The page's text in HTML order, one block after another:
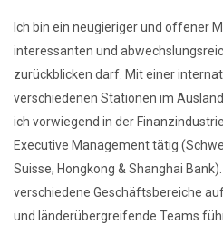
Ich bin ein neugieriger und offener
interessanten und
zurückblicken darf. Mit einer
verschiedenen Stationen im
ich vorwiegend in der
Executive Management tätig
Suisse, Hongkong & Shanghai
verschiedene Geschäftsbereiche
und länderübergreifende Teams